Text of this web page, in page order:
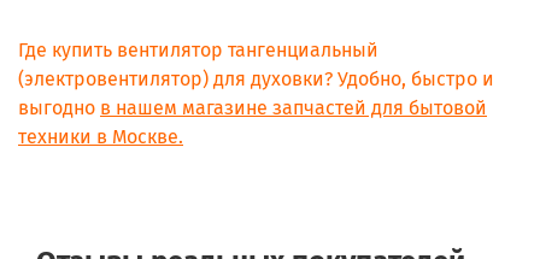
ARISTON FT 85 (AN)
ARISTON FT 85 (OW)
ARISTON FT 85 (PA)
ARISTON FT 85 (AV)
ARISTON FT 85 (OS)
Где купить вентилятор тангенциальный
(электровентилятор) для духовки? Удобно, быстро и
выгодно в нашем магазине запчастей для бытовой
техники в Москве.